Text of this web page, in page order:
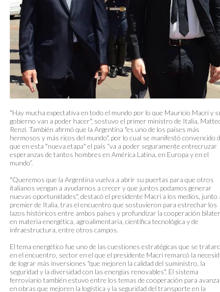
"Hay mucha expectativa en todo el mundo por lo que Mauricio Macri y
gobierno van a poder hacer", sostuvo el primer ministro de Italia,
Renzi. También afirmó que la Argentina "es uno de los países más
hermosos y más ricos del mundo", por lo cual se manifestó convencido
que en esta "nueva etapa" el país “va a poder seguramente entrecruzar
esperanzas de tantos hombres en América Latina, en Europa y en el
mundo”.
"Queremos que la Argentina vuelva a abrir su puertas para que otros
italianos vengan a ayudarnos a crecer y que juntos podamos generar
nuevas oportunidades", destacó el presidente Macri a los medios, junto
premier de Italia, tras el encuentro que sostuvieron para estrechar los
lazos históricos entre ambos países y profundizar la cooperación
en materia energética, agroalimentaria, científica tecnológica y de
infraestructura, entre otros campos.
El tema energético fue uno de las cuestiones estratégicas que se
en el encuentro, sector en el que el presidente Macri remarcó la
de lograr más inversiones "que mejoren la calidad del suministro, la
seguridad y la diversidad con las energías renovables". El sistema
ferroviario también estuvo entre los temas de cooperación para
en obras que mejoren la logística y la seguridad del transporte en la